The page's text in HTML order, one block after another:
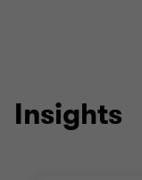
Insights